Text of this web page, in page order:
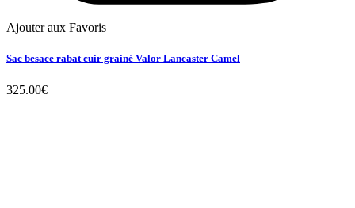
Ajouter aux Favoris
Sac besace rabat cuir grainé Valor Lancaster Camel
325.00€